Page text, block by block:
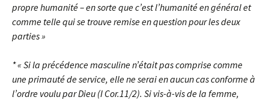
propre humanité – en sorte que c’est l’humanité en général et
comme telle qui se trouve remise en question pour les deux
parties »
* « Si la précédence masculine n’était pas comprise comme
une primauté de service, elle ne serai en aucun cas conforme à
l’ordre voulu par Dieu (I Cor.11/2). Si vis-à-vis de la femme,